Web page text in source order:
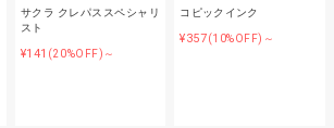
サクラ クレパススペシャリ
スト
¥141 (20%OFF)～
コピックインク
¥357(10%OFF)～